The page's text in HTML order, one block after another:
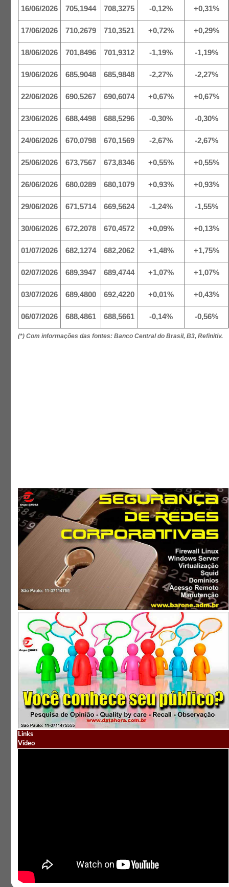
16/06/2026 705,1944 708,3275 -0,12% +0,31%
17/06/2026 710,2679 710,3521 +0,72% +0,29%
18/06/2026 701,8496 701,9312 -1,19% -1,19%
19/06/2026 685,9048 685,9848 -2,27% -2,27%
22/06/2026 690,5267 690,6074 +0,67% +0,67%
23/06/2026 688,4498 688,5296 -0,30% -0,30%
24/06/2026 670,0798 670,1569 -2,67% -2,67%
25/06/2026 673,7567 673,8346 +0,55% +0,55%
26/06/2026 680,0289 680,1079 +0,93% +0,93%
29/06/2026 671,5714 669,5624 -1,24% -1,55%
30/06/2026 672,2078 670,4572 +0,09% +0,13%
01/07/2026 682,1274 682,2062 +1,48% +1,75%
02/07/2026 689,3947 689,4744 +1,07% +1,07%
03/07/2026 689,4800 692,4220 +0,01% +0,43%
06/07/2026 688,4861 688,5661 -0,14% -0,56%
(*) Com informações das fontes: Banco Central do Brasil, B3, Refinitiv.
Links
Vídeo